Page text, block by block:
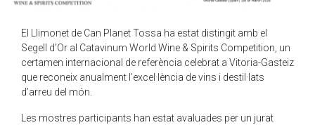
El Llimonet de Can Planet Tossa ha estat distingit amb el
Segell d’Or al Catavinum World Wine & Spirits Competition, un
certamen internacional de referència celebrat a Vitoria-Gasteiz
que reconeix anualment l’excel·lència de vins i destil·lats
d’arreu del món.
Les mostres participants han estat avaluades per un jurat